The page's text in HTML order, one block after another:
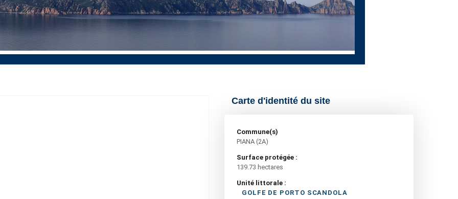
Carte d'identité du site
Commune(s)
PIANA (2A)
Surface protégée :
139.73 hectares
Unité littorale :
GOLFE DE PORTO SCANDOLA